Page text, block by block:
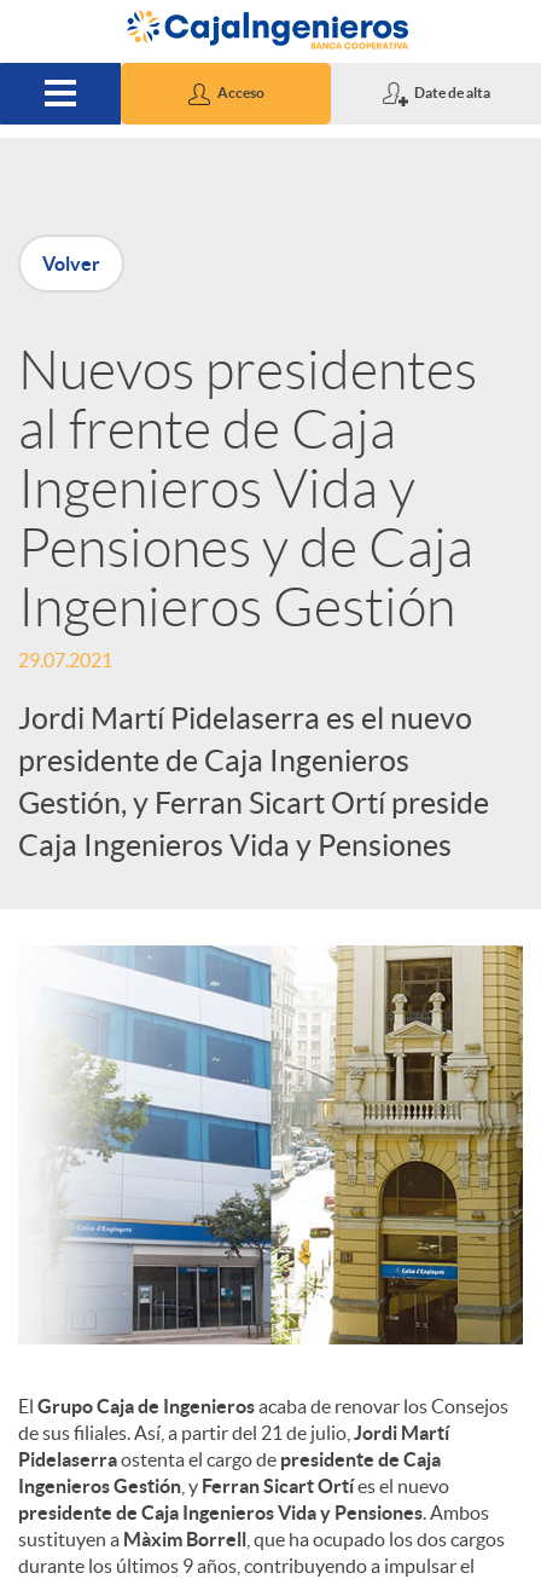
Saltar al contenido principal
Acceso Date de alta
P
u
b
l
i
c
d
o
t
e
n
Volver
Nuevos presidentes
al frente de Caja
Ingenieros Vida y
Pensiones y de Caja
Ingenieros Gestión
29.07.2021
Jordi Martí Pidelaserra es el nuevo
presidente de Caja Ingenieros
Gestión, y Ferran Sicart Ortí preside
Caja Ingenieros Vida y Pensiones
El Grupo Caja de Ingenierosacaba de renovar los Consejos
de sus filiales. Así, a partir del 21 de julio, Jordi Martí
Pidelaserraostenta el cargo de presidente de Caja
Ingenieros Gestión , y Ferran SicartOrtíes el nuevo
presidente de Caja Ingenieros Vida y Pensiones. Ambos
sustituyen a Màxim Borrell , que ha ocupado los dos cargos
durante los últimos 9 años, contribuyendo a impulsar el